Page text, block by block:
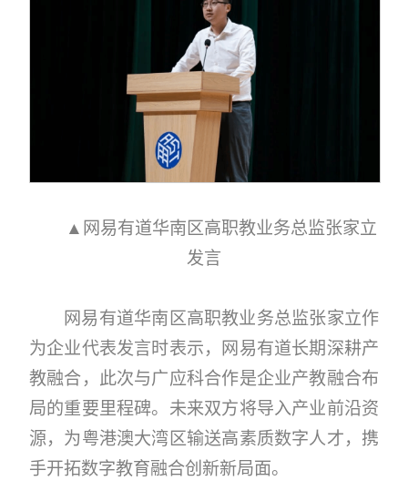
▲网易有道华南区高职教业务总监张家立
发言
网易有道华南区高职教业务总监张家立作
为企业代表发言时表示，网易有道长期深耕产
教融合，此次与广应科合作是企业产教融合布
局的重要里程碑。未来双方将导入产业前沿资
源，为粤港澳大湾区输送高素质数字人才，携
手开拓数字教育融合创新新局面。